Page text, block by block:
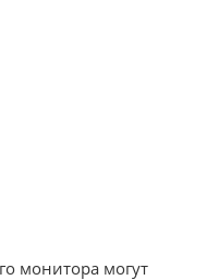
монитора могут